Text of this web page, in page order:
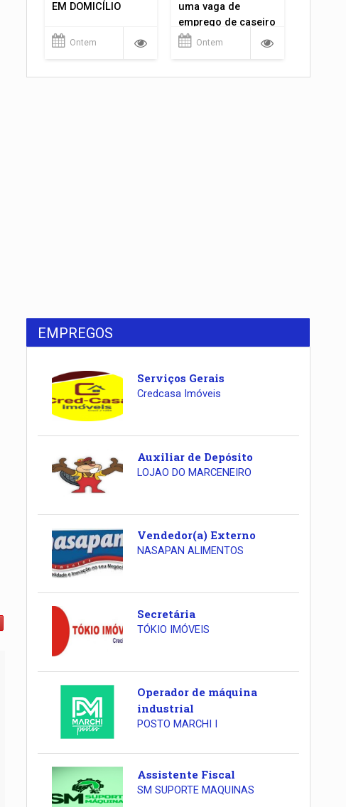
EM DOMICÍLIO
Ontem
uma vaga de
emprego de caseiro
em porto velho
Ontem
EMPREGOS
Serviços Gerais
Credcasa Imóveis
Auxiliar de Depósito
LOJAO DO MARCENEIRO
Vendedor(a) Externo
NASAPAN ALIMENTOS
Secretária
TÓKIO IMÓVEIS
Operador de máquina
industrial
POSTO MARCHI I
Assistente Fiscal
SM SUPORTE MAQUINAS